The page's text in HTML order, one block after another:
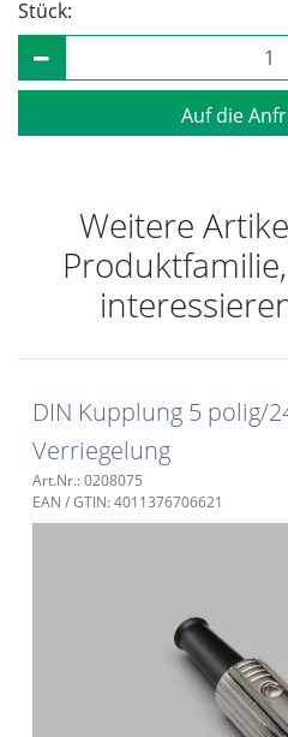
Stück:
Auf die
Weitere
DIN Kupplung 5 polig/
Verriegelung
Art.Nr.: 0208075
EAN / GTIN: 4011376706621